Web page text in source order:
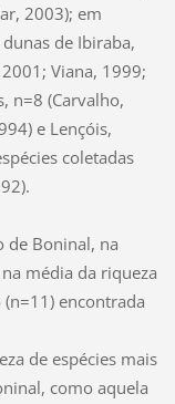
2003); em
de Ibiraba,
Viana, 1999;
n=8 (Carvalho,
e Lençóis,
coletadas
de Boninal, na
média da riqueza
encontrada
de espécies mais
como aquela